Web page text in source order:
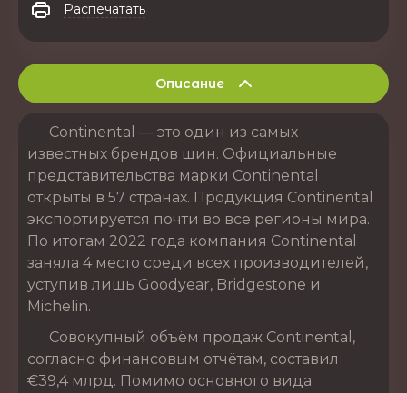
Распечатать
Описание
Continental — это один из самых
известных брендов шин. Официальные
представительства марки Continental
открыты в 57 странах. Продукция Continental
экспортируется почти во все регионы мира.
По итогам 2022 года компания Continental
заняла 4 место среди всех производителей,
уступив лишь Goodyear, Bridgestone и
Michelin.
Совокупный объём продаж Continental,
согласно финансовым отчётам, составил
€39,4 млрд. Помимо основного вида